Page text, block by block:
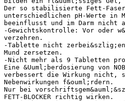
Der so stabilisierte Fett-
unterschiedlichen pH-Werte in
beeinflusst und im Darm nicht
-Gewichtskontrolle: Vor oder
verzehren.
-Tablette nicht
Mund zersetzen.
-Nicht mehr als 9 Tabletten
Eine &Uuml;berdosierung von
verbessert die Wirkung nicht,
Nebenwirkungen f&ouml;rdern.
Nur bei
FETT-BLOCKER richtig wirken.